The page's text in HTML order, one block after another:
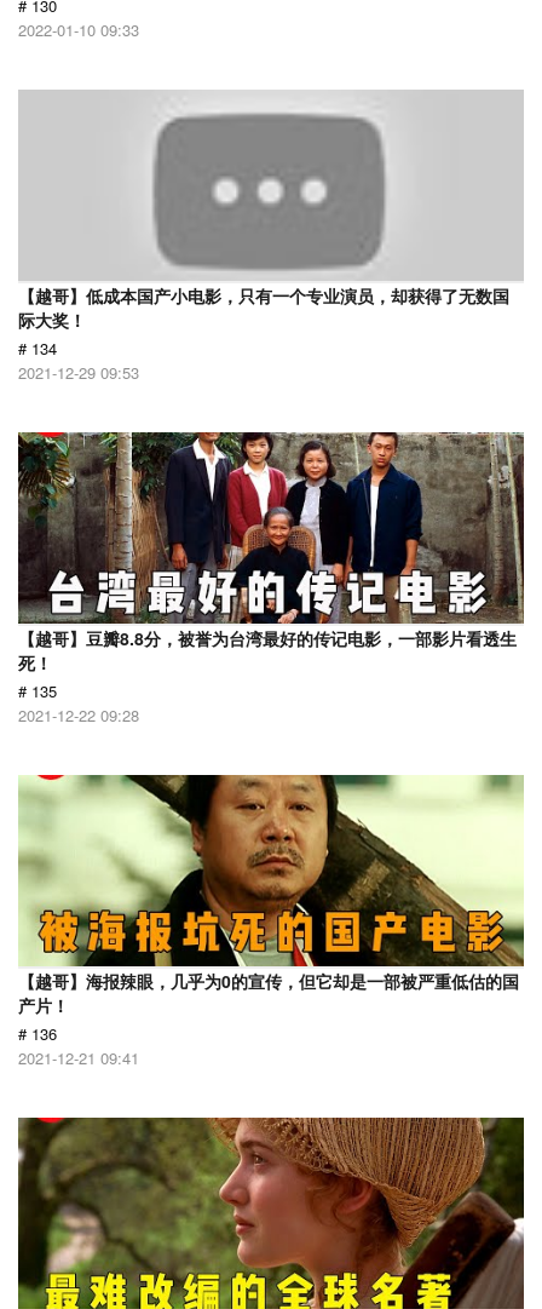
# 130
2022-01-10 09:33
【越哥】低成本国产小电影，只有一个专业演员，却获得了无数国
际大奖！
# 134
2021-12-29 09:53
【越哥】豆瓣8.8分，被誉为台湾最好的传记电影，一部影片看透生
死！
# 135
2021-12-22 09:28
【越哥】海报辣眼，几乎为0的宣传，但它却是一部被严重低估的国
产片！
# 136
2021-12-21 09:41